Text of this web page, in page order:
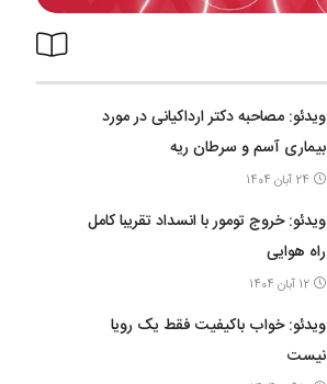
ویدئو: مصاحبه دکتر ارداکیانی در مورد
بیماری آسم و سرطان ریه
24 آبان 1404
ویدئو: خروج تومور با انسداد تقریبا کامل
راه هوایی
12 آبان 1404
ویدئو: خواب باکیفیت فقط یک رویا
نیست